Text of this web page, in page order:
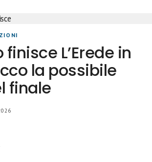
L’Erede in
la possibile
finale